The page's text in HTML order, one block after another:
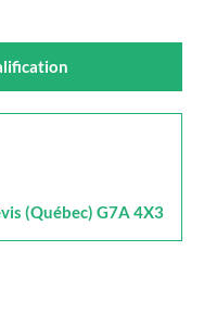
(Québec) G7A 4X3